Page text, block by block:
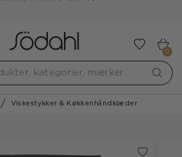
Tilføj
0
Viskestykker & Køkkenhåndklæder